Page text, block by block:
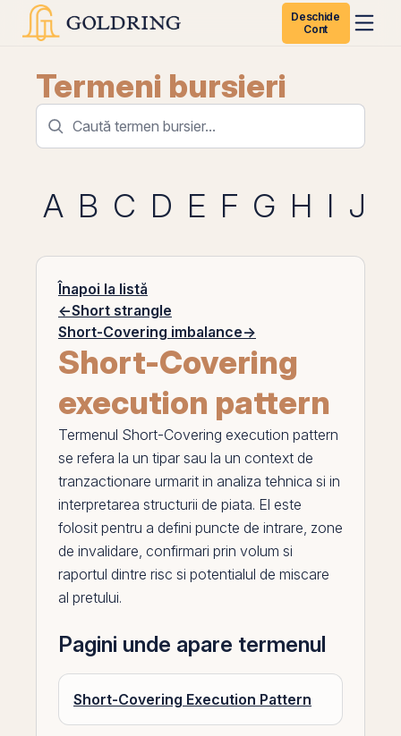
Deschide
Cont
Termeni bursieri
A B C D E F G H I J
Înapoi la listă
←Short strangle
Short-Covering imbalance→
Short-Covering
execution pattern
Termenul Short-Covering execution pattern
se refera la un tipar sau la un context de
tranzactionare urmarit in analiza tehnica si in
interpretarea structurii de piata. El este
folosit pentru a defini puncte de intrare, zone
de invalidare, confirmari prin volum si
raportul dintre risc si potentialul de miscare
al pretului.
Pagini unde apare termenul
Short-Covering Execution Pattern